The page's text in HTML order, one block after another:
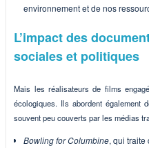
environnement et de nos
L’impact des
sociales et politiques
Mais les réalisateurs de films
écologiques. Ils abordent également
souvent peu couverts par les médias
Bowling for Columbine, qui traite